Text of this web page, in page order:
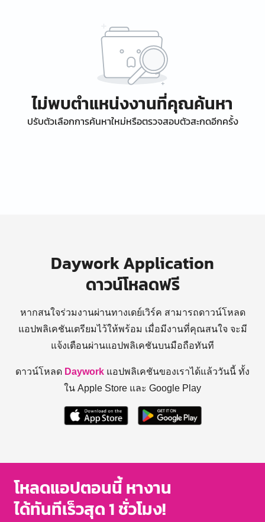
ไม่พบตำแหน่งงานที่คุณค้นหา
ปรับตัวเลือกการค้นหาใหม่หรือตรวจสอบตัวสะกดอีกครั้ง
Daywork Application
ดาวน์โหลดฟรี
หากสนใจร่วมงานผ่านทางเดย์เวิร์ค สามารถดาวน์โหลด
แอปพลิเคชันเตรียมไว้ให้พร้อม เมื่อมีงานที่คุณสนใจ จะมี
แจ้งเตือนผ่านแอปพลิเคชันบนมือถือทันที
ดาวน์โหลด Daywork แอปพลิเคชันของเราได้แล้ววันนี้ ทั้ง
ใน Apple Store และ Google Play
โหลดแอปตอนนี้ หางาน
ได้ทันทีเร็วสุด 1 ชั่วโมง!